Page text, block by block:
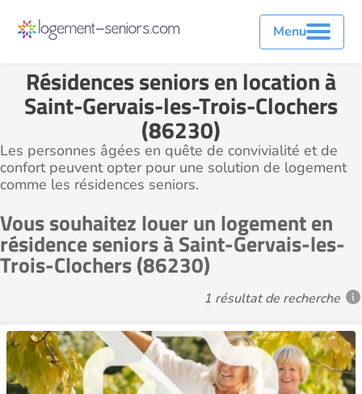
Menu
Résidences seniors en location à
Saint-Gervais-les-Trois-Clochers
(86230)
Les personnes âgées en quête de convivialité et de
confort peuvent opter pour une solution de logement
comme les résidences seniors.
Vous souhaitez louer un logement en
résidence seniors à Saint-Gervais-les-
Trois-Clochers (86230)
1 résultat de recherche